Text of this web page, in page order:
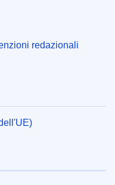
redazionali